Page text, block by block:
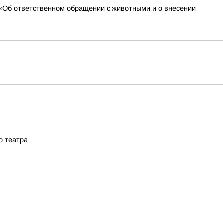
ответственном обращении с животными и о внесении
театра